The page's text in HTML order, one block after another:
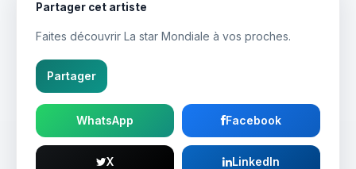
Partager cet artiste
Faites découvrir La star Mondiale à vos proches.
Partager
WhatsApp Facebook
X LinkedIn